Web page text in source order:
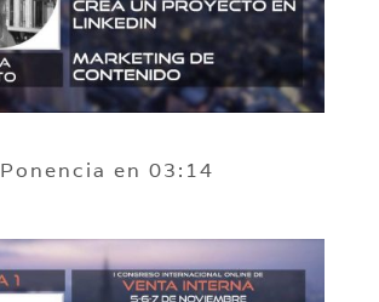
Ponencia en 03:14